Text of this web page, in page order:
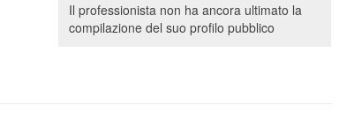
Il professionista non ha ancora ultimato la
compilazione del suo profilo pubblico